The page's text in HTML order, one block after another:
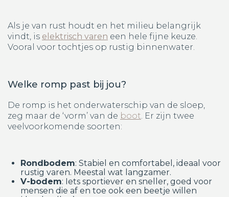
Als je van rust houdt en het milieu belangrijk
vindt, is elektrisch varen een hele fijne keuze.
Vooral voor tochtjes op rustig binnenwater.
Welke romp past bij jou?
De romp is het onderwaterschip van de sloep,
zeg maar de ‘vorm’ van de boot. Er zijn twee
veelvoorkomende soorten:
Rondbodem: Stabiel en comfortabel, ideaal voor
rustig varen. Meestal wat langzamer.
V-bodem: Iets sportiever en sneller, goed voor
mensen die af en toe ook een beetje willen